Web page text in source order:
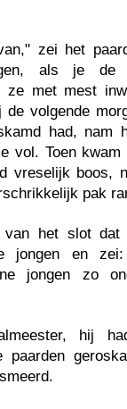
zei het
als je de
ze met mest
volgende
had, nam
vol. Toen kwam
vreselijk boos,
pak
het slot dat
jongen en
jongen zo
hij
paarden